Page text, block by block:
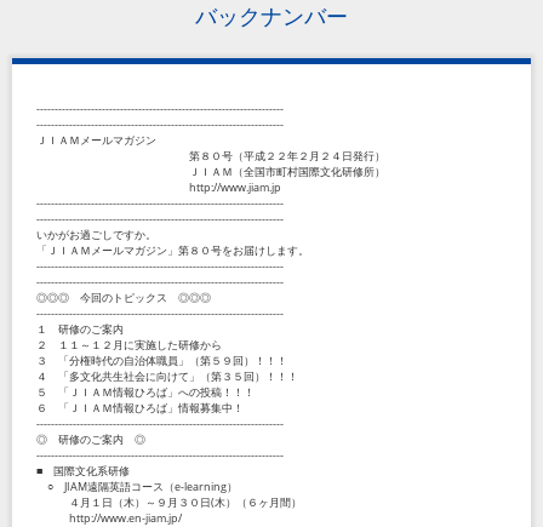
バックナンバー
--------------------------------------------------------------------
--------------------------------------------------------------------
ＪＩＡＭメールマガジン
第８０号（平成２２年２月２４日発行）
ＪＩＡＭ（全国市町村国際文化研修所）
http://www.jiam.jp
--------------------------------------------------------------------
--------------------------------------------------------------------
いかがお過ごしですか。
「ＪＩＡＭメールマガジン」第８０号をお届けします。
--------------------------------------------------------------------
--------------------------------------------------------------------
◎◎◎ 今回のトピックス ◎◎◎
--------------------------------------------------------------------
１ 研修のご案内
２ １１～１２月に実施した研修から
３ 「分権時代の自治体職員」（第５９回）！！！
４ 「多文化共生社会に向けて」（第３５回）！！！
５ 「ＪＩＡＭ情報ひろば」への投稿！！！
６ 「ＪＩＡＭ情報ひろば」情報募集中！
--------------------------------------------------------------------
◎ 研修のご案内 ◎
--------------------------------------------------------------------
■ 国際文化系研修
○ JIAM遠隔英語コース（e-learning）
４月１日（木）～９月３０日(木）（６ヶ月間）
http://www.en-jiam.jp/